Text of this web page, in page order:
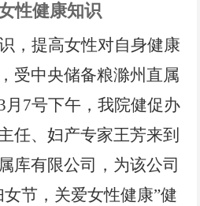
性健康知识
，提高女性对自身健康
受中央储备粮滁州直属
月7号下午，我院健促办
任、妇产专家王芳来到
库有限公司，为该公司
节，关爱女性健康”健